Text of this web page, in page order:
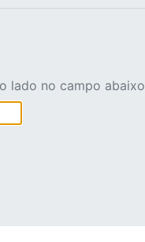
lado no campo abaixo